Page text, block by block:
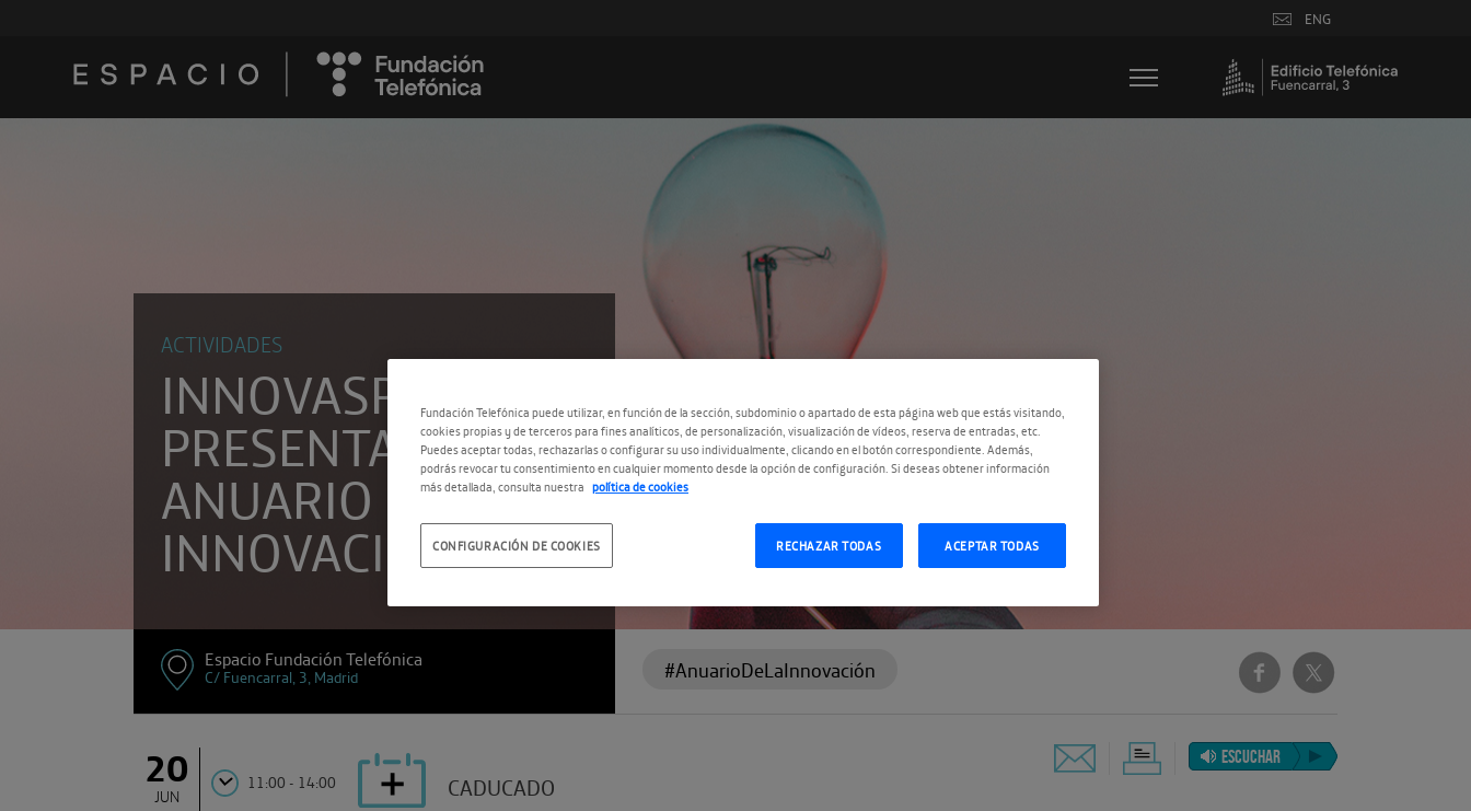
ENG
ACTIVIDADES
INNOVASPAIN
PRESENTA SU
ANUARIO DE LA
INNOVACIÓN
Espacio Fundación Telefónica
C/ Fuencarral, 3, Madrid #AnuarioDeLaInnovación
20
JUN
11:00 - 14:00 CADUCADO
ESCUCHAR
Fundación Telefónica puede utilizar, en función de la sección, subdominio o apartado de esta página web que estás visitando,
cookies propias y de terceros para fines analíticos, de personalización, visualización de vídeos, reserva de entradas, etc.
Puedes aceptar todas, rechazarlas o configurar su uso individualmente, clicando en el botón correspondiente. Además,
podrás revocar tu consentimiento en cualquier momento desde la opción de configuración. Si deseas obtener información
más detallada, consulta nuestra política de cookies
RECHAZAR TODAS ACEPTAR TODAS
CONFIGURACIÓN DE COOKIES